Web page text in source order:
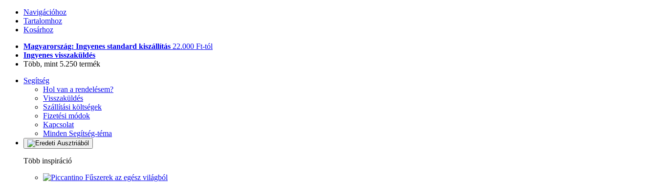
Navigációhoz
Tartalomhoz
Kosárhoz
Magyarország: Ingyenes standard kiszállítás 22.000 Ft-tól
Ingyenes visszaküldés
Több, mint 5.250 termék
Segítség
Hol van a rendelésem?
Visszaküldés
Szállítási költségek
Fizetési módok
Kapcsolat
Minden Segítség-téma
Több inspiráció
Fűszerek az egész világból